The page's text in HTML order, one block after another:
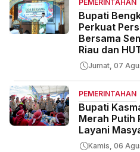
PEMERINTAHAN
Bupati
Perkuat
Bersama
Riau dan
Jumat, 07
PEMERINTAHAN
Bupati
Merah Putih
Layani
Kamis, 06